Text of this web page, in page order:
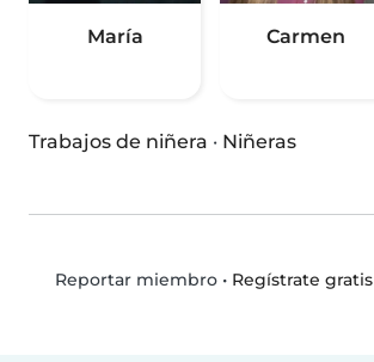
María Carmen
Trabajos de niñera · Niñeras
Reportar miembro• Regístrate gratis